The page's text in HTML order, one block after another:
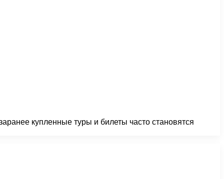
купленные туры и билеты часто становятся